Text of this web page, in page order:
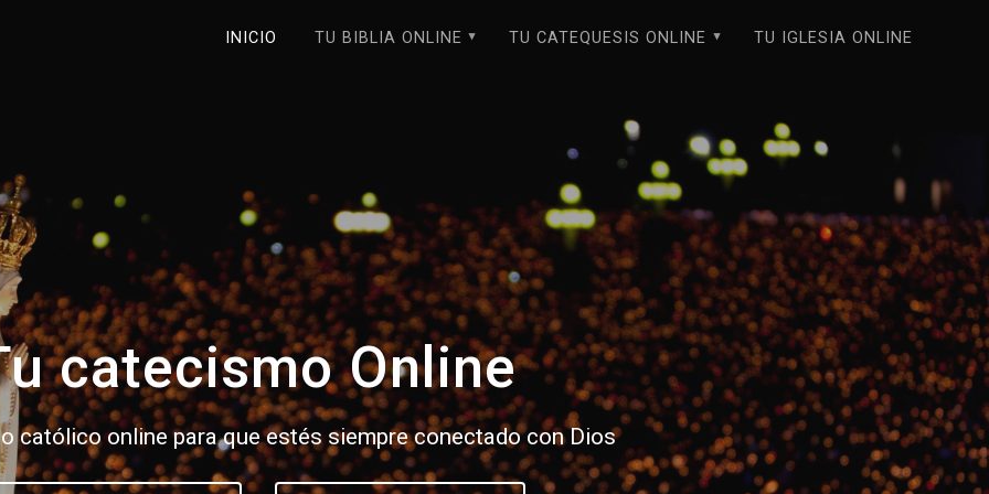
INICIO TU BIBLIA ONLINE TU CATEQUESIS ONLINE TU IGLESIA ONLINE
catecismo Online
católico online para que estés siempre conectado con Dios